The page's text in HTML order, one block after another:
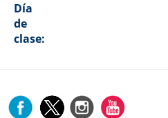
Día
de
clase: